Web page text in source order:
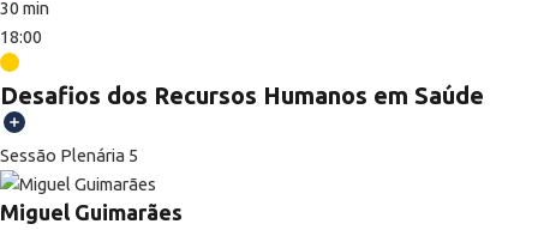
30 min
18:00
Desafios dos Recursos Humanos em Saúde
Sessão Plenária 5
Miguel Guimarães